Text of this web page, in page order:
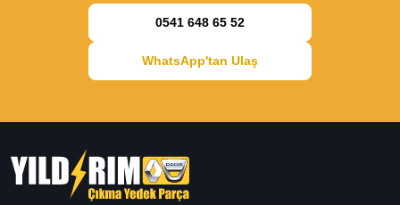
0541 648 65 52
WhatsApp'tan Ulaş